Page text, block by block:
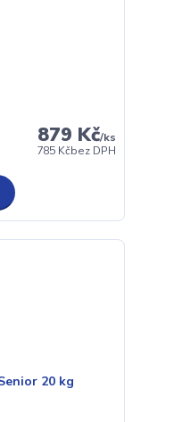
879 Kč/ks
785 Kčbez DPH